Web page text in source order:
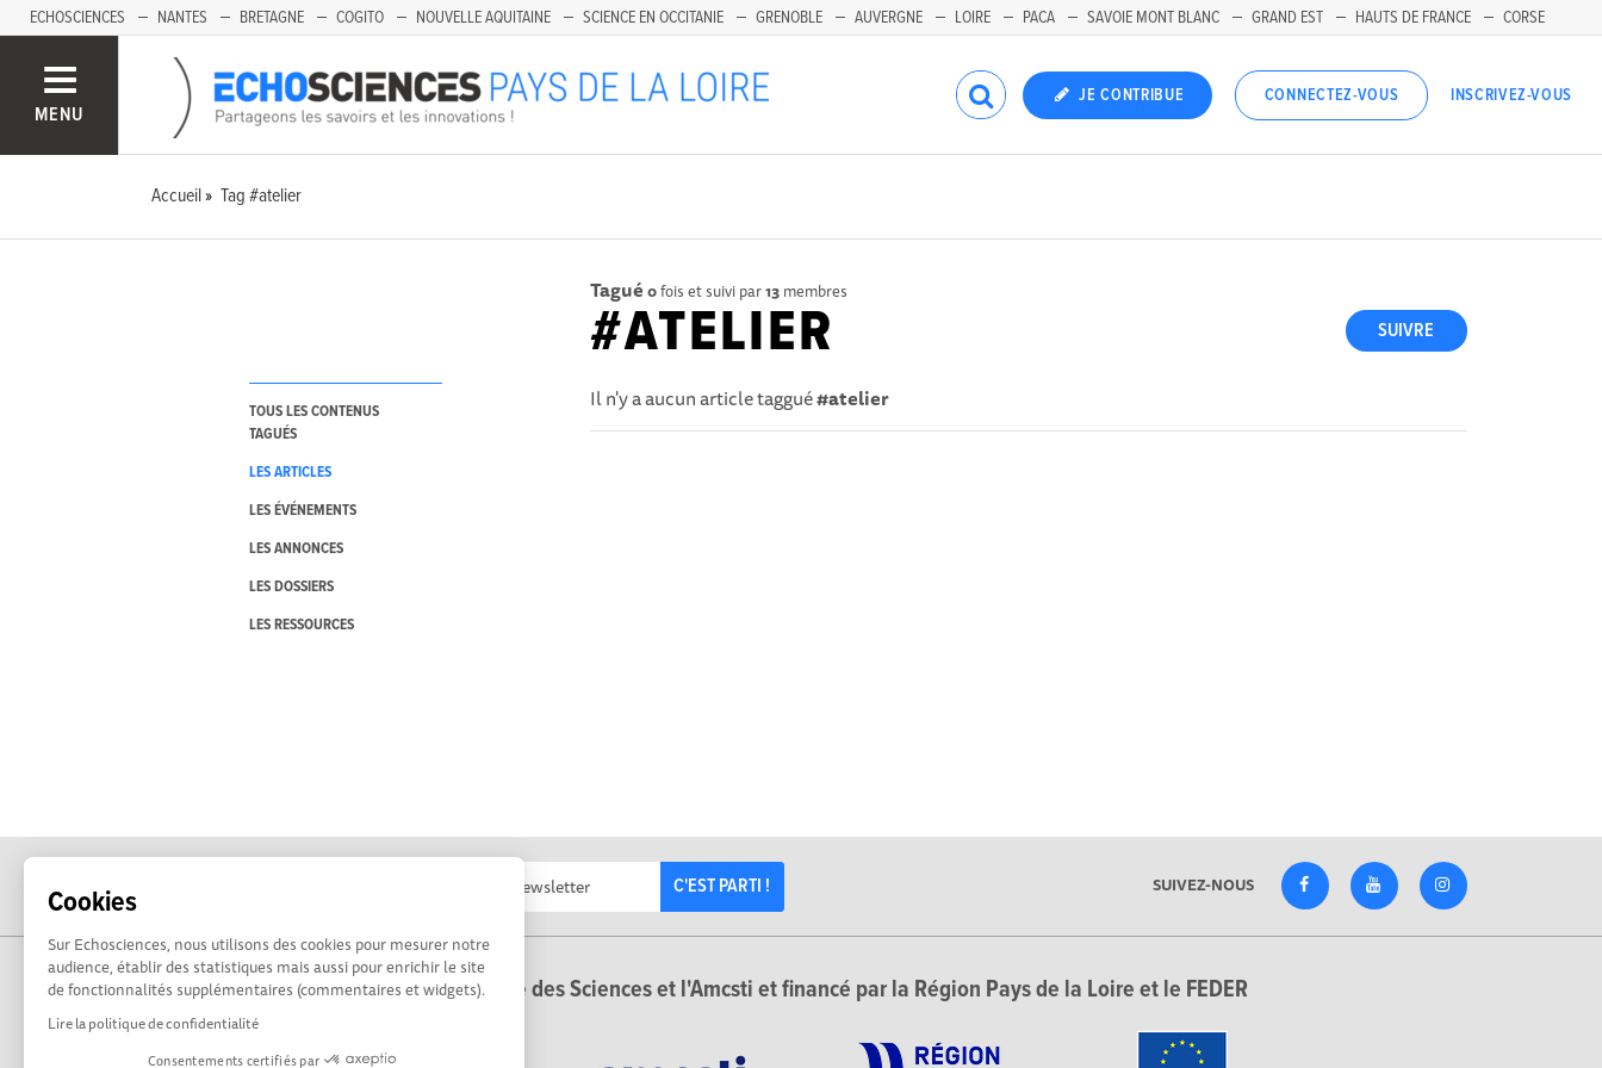
Cookies
Sur Echosciences, nous utilisons des cookies pour mesurer notre
audience, établir des statistiques mais aussi pour enrichir le site
de fonctionnalités supplémentaires (commentaires et widgets).
Lire la politique de confidentialité
Consentements certifiés par
ECHOSCIENCES NANTES BRETAGNE COGITO NOUVELLE AQUITAINE SCIENCE EN OCCITANIE GRENOBLE AUVERGNE LOIRE PACA SAVOIE MONT BLANC GRAND EST HAUTS DE FRANCE CORSE
MENU
JE CONTRIBUE CONNECTEZ-VOUS INSCRIVEZ-VOUS
Accueil Tag #atelier
TOUS LES CONTENUS
TAGUÉS
LES ARTICLES
LES ÉVÉNEMENTS
LES ANNONCES
LES DOSSIERS
LES RESSOURCES
Tagué 0fois et suivi par13 membres
SUIVRE
#ATELIER
Il n'y a aucun article taggué#atelier
C'EST PARTI ! SUIVEZ-NOUS
Propulsé par Terre des Sciences et l'Amcsti et financé par la Région Pays de la Loire et le FEDER